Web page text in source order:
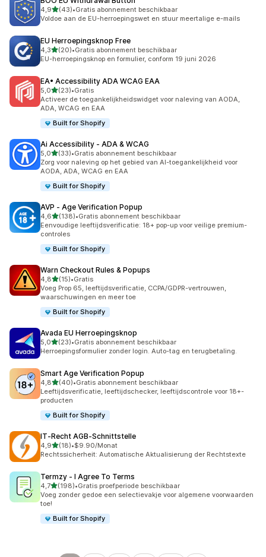
4,9van 5 sterren
(43)
43 recensies in totaal
•Gratis abonnement beschikbaar
Voldoe aan de EU-herroepingswet en stuur meertalige e-mails
EU Herroepingsknop Free
4,3van 5 sterren
(20)
20 recensies in totaal
•Gratis abonnement beschikbaar
EU-herroepingsknop en formulier, conform 19 juni 2026
EA• Accessibility ADA WCAG EAA
5,0van 5 sterren
(23)
23 recensies in totaal
•Gratis
Activeer de toegankelijkheidswidget voor naleving van AODA,
ADA, WCAG en EAA
Built for Shopify
Ai Accessibility ‑ ADA & WCAG
5,0van 5 sterren
(33)
33 recensies in totaal
•Gratis abonnement beschikbaar
Zorg voor naleving op het gebied van AI-toegankelijkheid voor
AODA, ADA, WCAG en EAA
Built for Shopify
AVP ‑ Age Verification Popup
4,6van 5 sterren
(138)
138 recensies in totaal
•Gratis abonnement beschikbaar
Eenvoudige leeftijdsverificatie: 18+ pop-up voor veilige premium-
controles
Built for Shopify
Warn Checkout Rules & Popups
4,8van 5 sterren
(15)
15 recensies in totaal
•Gratis
Voeg Prop 65, leeftijdsverificatie, CCPA/GDPR-vertrouwen,
waarschuwingen en meer toe
Built for Shopify
Avada EU Herroepingsknop
5,0van 5 sterren
(23)
23 recensies in totaal
•Gratis abonnement beschikbaar
Herroepingsformulier zonder login. Auto-tag en terugbetaling.
Smart Age Verification Popup
4,8van 5 sterren
(40)
40 recensies in totaal
•Gratis abonnement beschikbaar
Leeftijdsverificatie, leeftijdschecker, leeftijdscontrole voor 18+-
producten
Built for Shopify
IT‑Recht AGB‑Schnittstelle
4,9van 5 sterren
(18)
18 recensies in totaal
•$9.90/Monat
Rechtssicherheit: Automatische Aktualisierung der Rechtstexte
Termzy ‑ I Agree To Terms
4,7van 5 sterren
(198)
198 recensies in totaal
•Gratis proefperiode beschikbaar
Voeg zonder gedoe een selectievakje voor algemene voorwaarden
toe!
Built for Shopify